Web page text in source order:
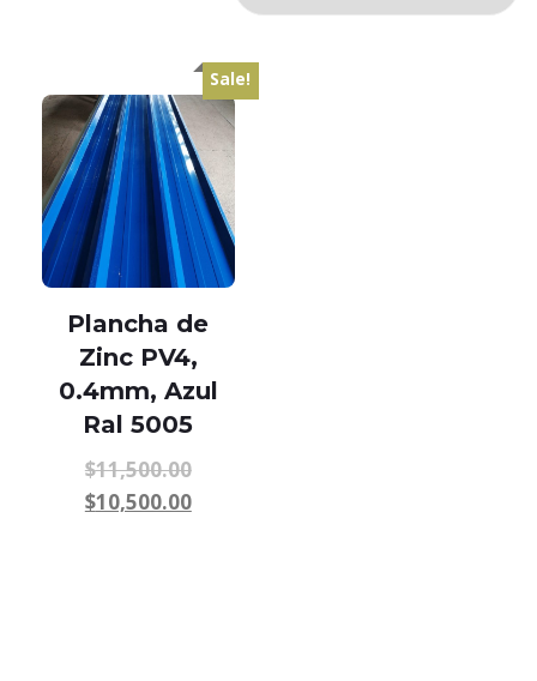
Sale!
Plancha de
Zinc PV4,
0.4mm, Azul
Ral 5005
$11,500.00
$10,500.00